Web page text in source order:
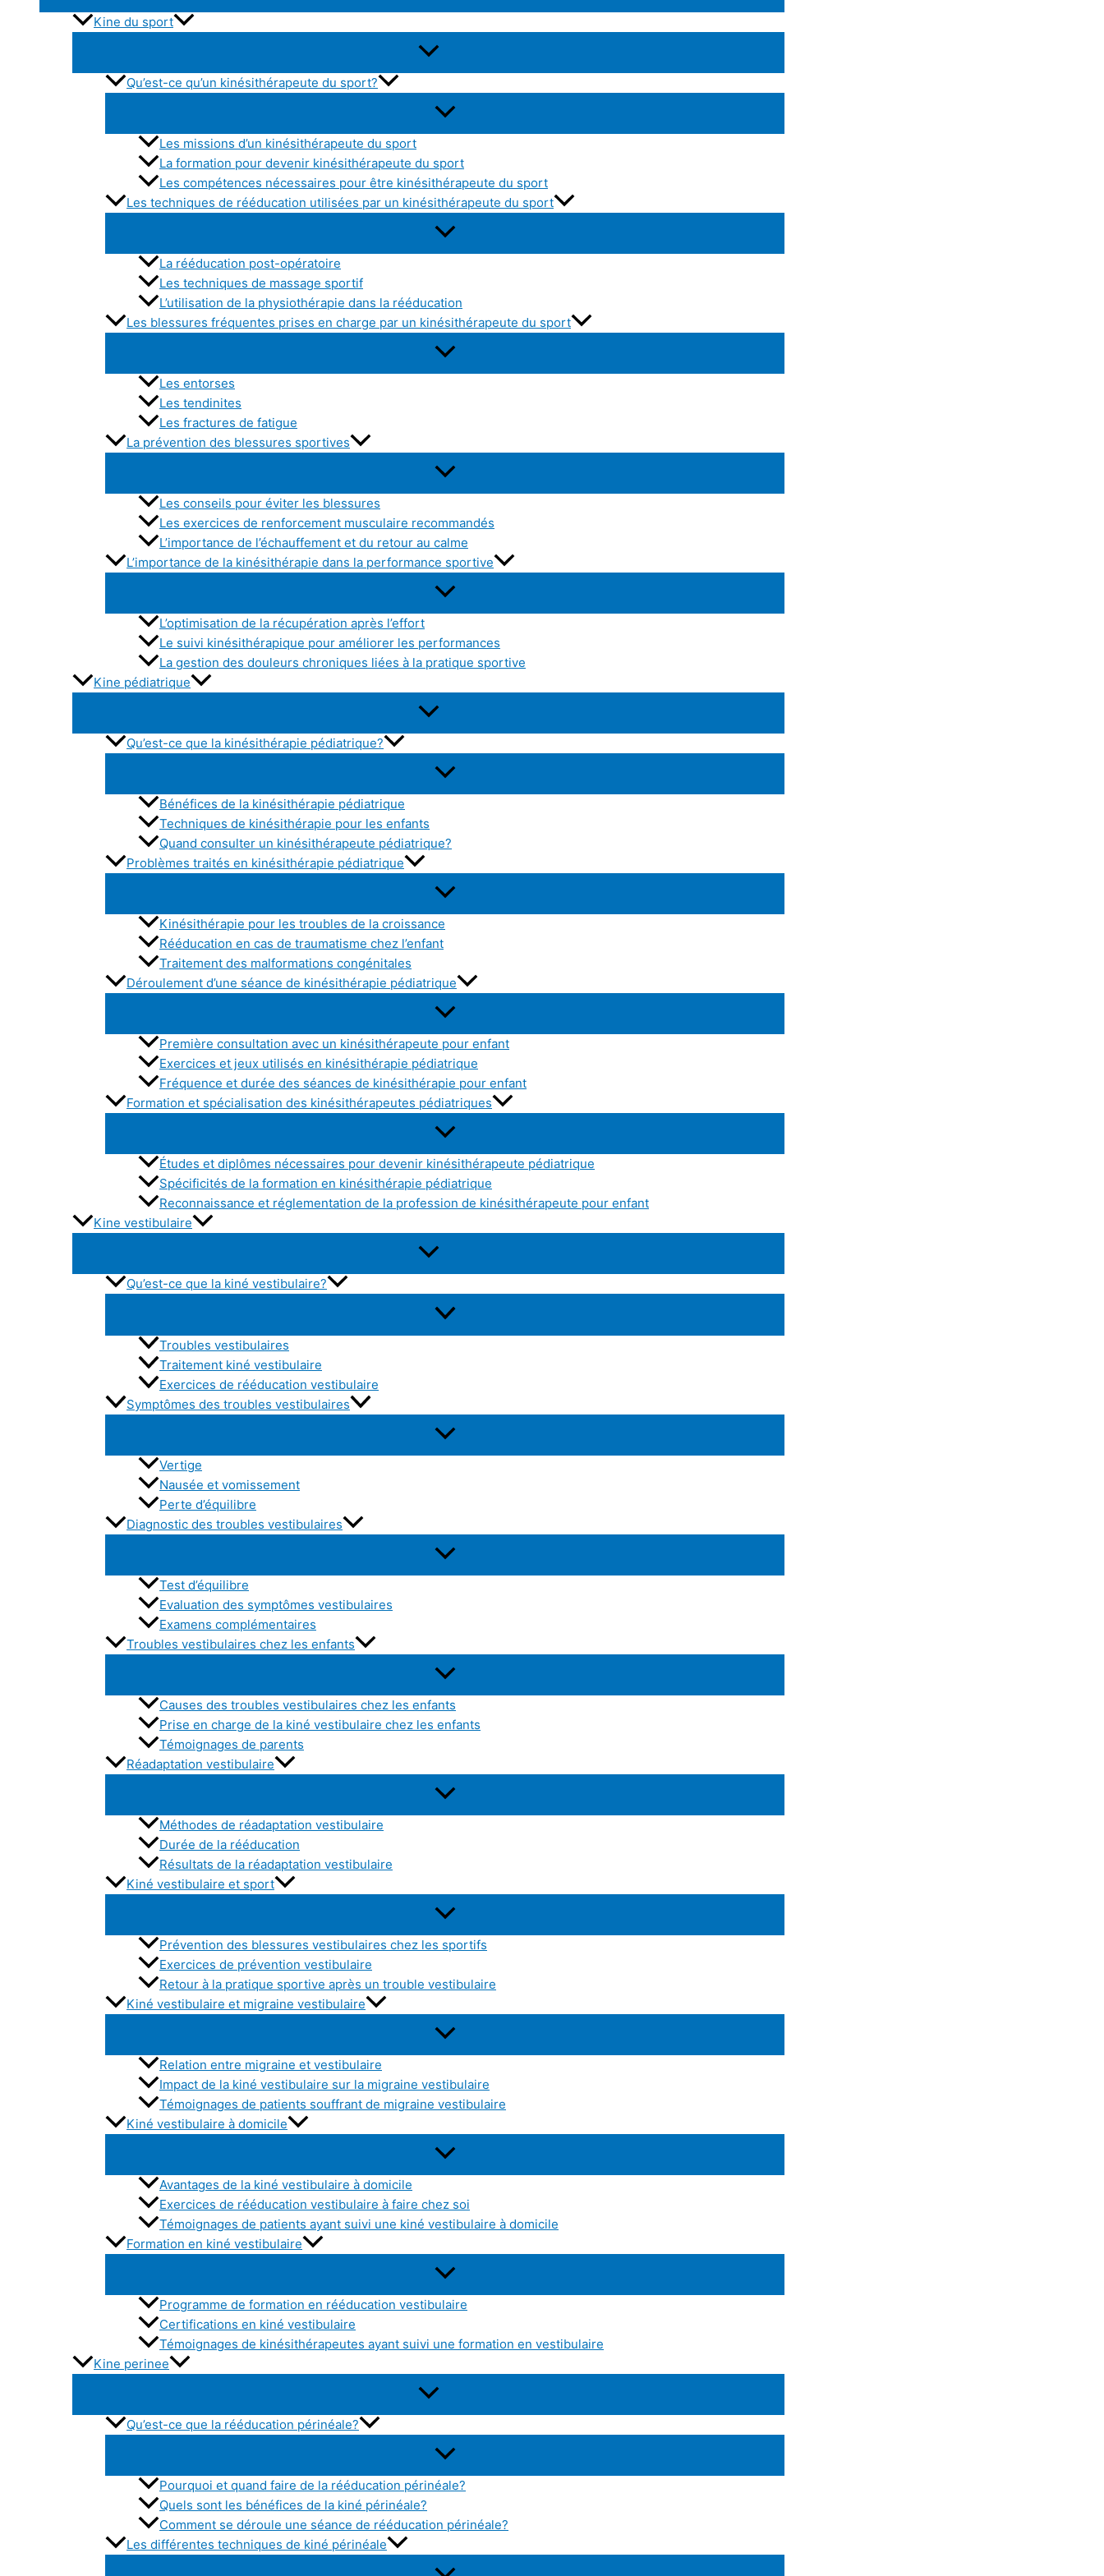
Kine du sport
Qu’est-ce qu’un kinésithérapeute du sport?
Les missions d’un kinésithérapeute du sport
La formation pour devenir kinésithérapeute du sport
Les compétences nécessaires pour être kinésithérapeute du sport
Les techniques de rééducation utilisées par un kinésithérapeute du sport
La rééducation post-opératoire
Les techniques de massage sportif
L’utilisation de la physiothérapie dans la rééducation
Les blessures fréquentes prises en charge par un kinésithérapeute du sport
Les entorses
Les tendinites
Les fractures de fatigue
La prévention des blessures sportives
Les conseils pour éviter les blessures
Les exercices de renforcement musculaire recommandés
L’importance de l’échauffement et du retour au calme
L’importance de la kinésithérapie dans la performance sportive
L’optimisation de la récupération après l’effort
Le suivi kinésithérapique pour améliorer les performances
La gestion des douleurs chroniques liées à la pratique sportive
Kine pédiatrique
Qu’est-ce que la kinésithérapie pédiatrique?
Bénéfices de la kinésithérapie pédiatrique
Techniques de kinésithérapie pour les enfants
Quand consulter un kinésithérapeute pédiatrique?
Problèmes traités en kinésithérapie pédiatrique
Kinésithérapie pour les troubles de la croissance
Rééducation en cas de traumatisme chez l’enfant
Traitement des malformations congénitales
Déroulement d’une séance de kinésithérapie pédiatrique
Première consultation avec un kinésithérapeute pour enfant
Exercices et jeux utilisés en kinésithérapie pédiatrique
Fréquence et durée des séances de kinésithérapie pour enfant
Formation et spécialisation des kinésithérapeutes pédiatriques
Études et diplômes nécessaires pour devenir kinésithérapeute pédiatrique
Spécificités de la formation en kinésithérapie pédiatrique
Reconnaissance et réglementation de la profession de kinésithérapeute pour enfant
Kine vestibulaire
Qu’est-ce que la kiné vestibulaire?
Troubles vestibulaires
Traitement kiné vestibulaire
Exercices de rééducation vestibulaire
Symptômes des troubles vestibulaires
Vertige
Nausée et vomissement
Perte d’équilibre
Diagnostic des troubles vestibulaires
Test d’équilibre
Evaluation des symptômes vestibulaires
Examens complémentaires
Troubles vestibulaires chez les enfants
Causes des troubles vestibulaires chez les enfants
Prise en charge de la kiné vestibulaire chez les enfants
Témoignages de parents
Réadaptation vestibulaire
Méthodes de réadaptation vestibulaire
Durée de la rééducation
Résultats de la réadaptation vestibulaire
Kiné vestibulaire et sport
Prévention des blessures vestibulaires chez les sportifs
Exercices de prévention vestibulaire
Retour à la pratique sportive après un trouble vestibulaire
Kiné vestibulaire et migraine vestibulaire
Relation entre migraine et vestibulaire
Impact de la kiné vestibulaire sur la migraine vestibulaire
Témoignages de patients souffrant de migraine vestibulaire
Kiné vestibulaire à domicile
Avantages de la kiné vestibulaire à domicile
Exercices de rééducation vestibulaire à faire chez soi
Témoignages de patients ayant suivi une kiné vestibulaire à domicile
Formation en kiné vestibulaire
Programme de formation en rééducation vestibulaire
Certifications en kiné vestibulaire
Témoignages de kinésithérapeutes ayant suivi une formation en vestibulaire
Kine perinee
Qu’est-ce que la rééducation périnéale?
Pourquoi et quand faire de la rééducation périnéale?
Quels sont les bénéfices de la kiné périnéale?
Comment se déroule une séance de rééducation périnéale?
Les différentes techniques de kiné périnéale